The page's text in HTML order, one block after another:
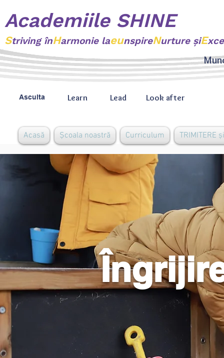
Academiile SHINE
Striving înHarmonie laeunspireNurture şiE
Asculta Learn Lead Look after
Acasă Școala noastră Curriculum TRIMITERE